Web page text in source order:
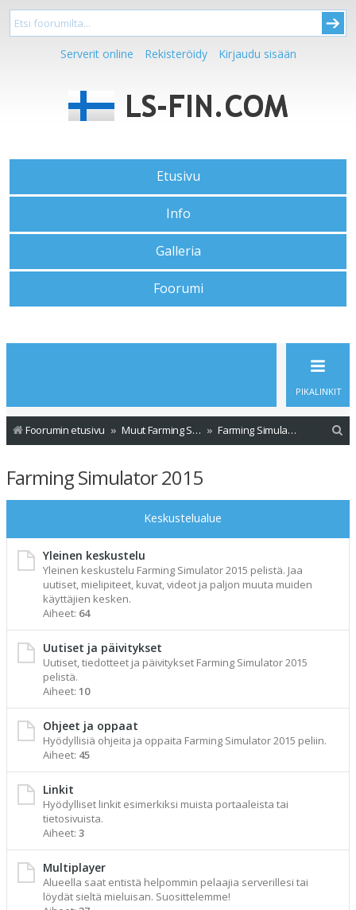
Serverit online Rekisteröidy Kirjaudu sisään
Etusivu
Info
Galleria
Foorumi
PIKALINKIT
Foorumin etusivu Muut Farming Simulator versiot Farming Simulator 2015
Farming Simulator 2015
Keskustelualue
Yleinen keskustelu
Yleinen keskustelu Farming Simulator 2015 pelistä. Jaa
uutiset, mielipiteet, kuvat, videot ja paljon muuta muiden
käyttäjien kesken.
Aiheet: 64
Uutiset ja päivitykset
Uutiset, tiedotteet ja päivitykset Farming Simulator 2015
pelistä.
Aiheet: 10
Ohjeet ja oppaat
Hyödyllisiä ohjeita ja oppaita Farming Simulator 2015 peliin.
Aiheet: 45
Linkit
Hyödylliset linkit esimerkiksi muista portaaleista tai
tietosivuista.
Aiheet: 3
Multiplayer
Alueella saat entistä helpommin pelaajia serverillesi tai
löydät sieltä mieluisan. Suosittelemme!